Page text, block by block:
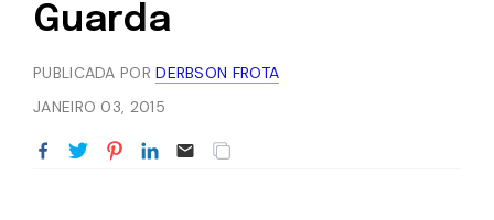
Guarda
PUBLICADA PORDERBSON FROTA
JANEIRO 03, 2015